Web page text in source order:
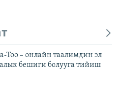
Тоо – онлайн таалимдин эл
бешиги болууга тийиш